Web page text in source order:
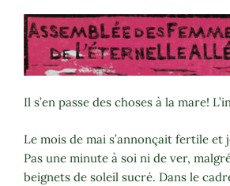
Il s’en passe des choses à la mare!
Le mois de mai s’annonçait fertile et
Pas une minute à soi ni de ver,
beignets de soleil sucré. Dans le